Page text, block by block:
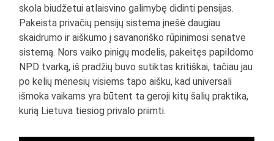
skola biudžetui atlaisvino galimybę didinti pensijas.
Pakeista privačių pensijų sistema įnešė daugiau
skaidrumo ir aiškumo į savanoriško rūpinimosi senatve
sistemą. Nors vaiko pinigų modelis, pakeitęs papildomo
NPD tvarką, iš pradžių buvo sutiktas kritiškai, tačiau jau
po kelių mėnesių visiems tapo aišku, kad universali
išmoka vaikams yra būtent ta geroji kitų šalių praktika,
kurią Lietuva tiesiog privalo priimti.